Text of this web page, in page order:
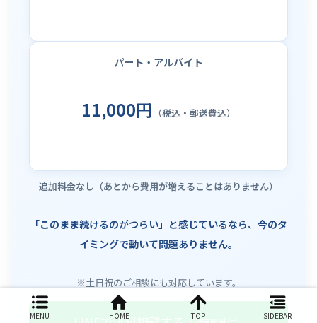
パート・アルバイト
11,000円 （税込・郵送費込）
追加料金なし（あとから費用が増えることはありません）
「このまま続けるのがつらい」と感じているなら、今のタ
イミングで動いて問題ありません。
※土日祝のご相談にも対応しています。
MENU HOME TOP SIDEBAR